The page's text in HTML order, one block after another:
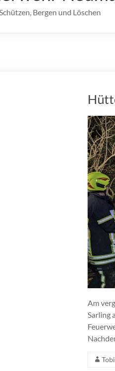
Bergen und Löschen
Am
Sarling